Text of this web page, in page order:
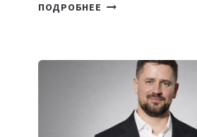
ПОДРОБНЕЕ
КОТОРЫЕ
РАЗВИВАЮТ
ТЕХНОЛОГИЧЕСКОЕ
ОБРАЗОВАНИЕ